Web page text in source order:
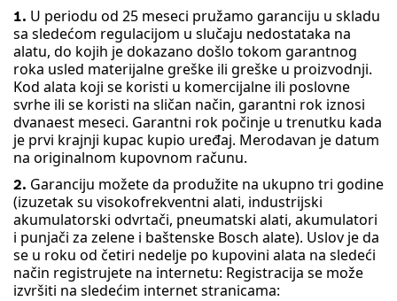
1. U periodu od 25 meseci pružamo garanciju u skladu
sa sledećom regulacijom u slučaju nedostataka na
alatu, do kojih je dokazano došlo tokom garantnog
roka usled materijalne greške ili greške u proizvodnji.
Kod alata koji se koristi u komercijalne ili poslovne
svrhe ili se koristi na sličan način, garantni rok iznosi
dvanaest meseci. Garantni rok počinje u trenutku kada
je prvi krajnji kupac kupio uređaj. Merodavan je datum
na originalnom kupovnom računu.
2. Garanciju možete da produžite na ukupno tri godine
(izuzetak su visokofrekventni alati, industrijski
akumulatorski odvrtači, pneumatski alati, akumulatori
i punjači za zelene i baštenske Bosch alate). Uslov je da
se u roku od četiri nedelje po kupovini alata na sledeći
način registrujete na internetu: Registracija se može
izvršiti na sledećim internet stranicama: